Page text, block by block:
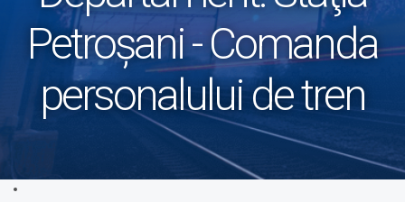
Petroșani - Comanda
personalului de tren